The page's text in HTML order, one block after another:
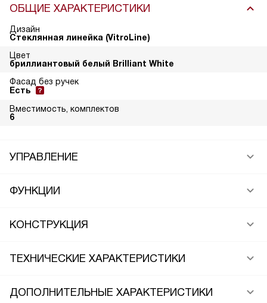
ОБЩИЕ ХАРАКТЕРИСТИКИ
Дизайн
Стеклянная линейка (VitroLine)
Цвет
бриллиантовый белый Brilliant White
Фасад без ручек
Есть
Вместимость, комплектов
6
УПРАВЛЕНИЕ
ФУНКЦИИ
КОНСТРУКЦИЯ
ТЕХНИЧЕСКИЕ ХАРАКТЕРИСТИКИ
ДОПОЛНИТЕЛЬНЫЕ ХАРАКТЕРИСТИКИ